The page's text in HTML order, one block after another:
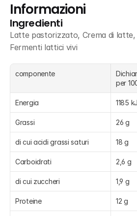
Informazioni
Ingredienti
Latte pastorizzato, Crema di latte,
Fermenti lattici vivi
componente
per
Energia 1185
Grassi 26 g
di cui acidi grassi saturi 18 g
Carboidrati 2,6 g
di cui zuccheri 1,9 g
Proteine 12 g